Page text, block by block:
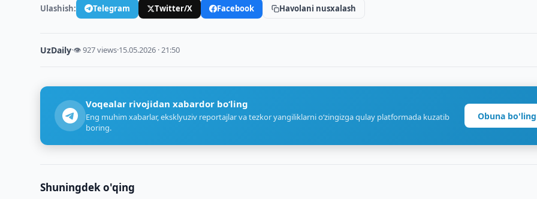
Ulashish: Telegram Twitter/X Facebook Havolani nusxalash
UzDaily·👁 927 views·15.05.2026 · 21:50
Voqealar rivojidan xabardor bo‘ling
Eng muhim xabarlar, eksklyuziv reportajlar va tezkor yangiliklarni o‘zingizga qulay platformada kuzatib
boring.
Obuna bo'ling
Shuningdek o'qing